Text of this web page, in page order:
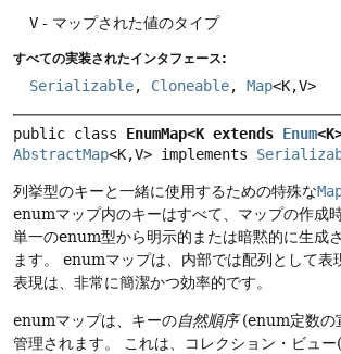
V - マップされた値のタイプ
すべての実装されたインタフェース:
Serializable, Cloneable, Map<K,V>
public class EnumMap<K extends Enum
AbstractMap<K,V> implements
列挙型のキーと一緒に使用するための特殊な
enumマップ内のキーはすべて、マップの作成
単一のenum型から明示的または暗黙的に生成
ます。
enumマップは、内部では配列として表
表現は、非常に簡潔かつ効率的です。
enumマップは、キーの自然順序(enum定数の
管理されます。
これは、コレクション・ビュー(